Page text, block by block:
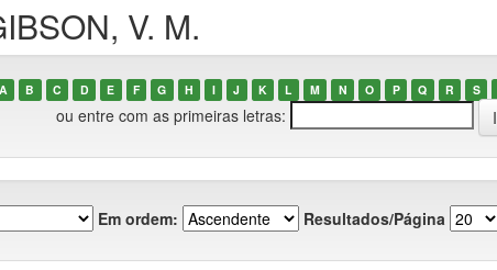
V. M.
A B C D E F G H I J K L M N O P Q R S
ou entre com as primeiras letras:
Em ordem: Resultados/Página